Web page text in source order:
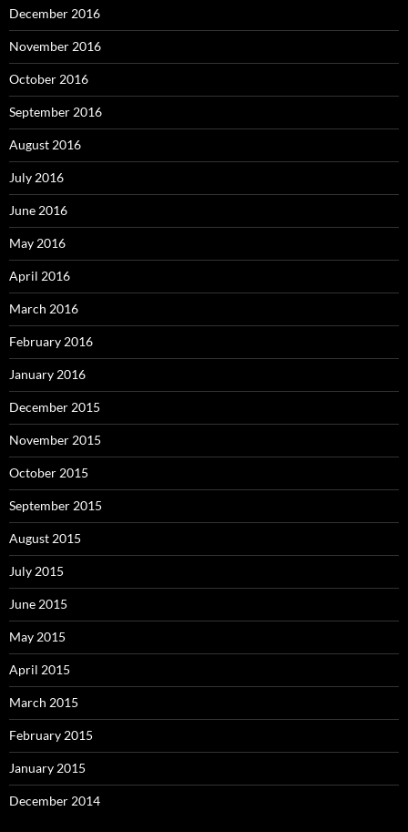
December 2016
November 2016
October 2016
September 2016
August 2016
July 2016
June 2016
May 2016
April 2016
March 2016
February 2016
January 2016
December 2015
November 2015
October 2015
September 2015
August 2015
July 2015
June 2015
May 2015
April 2015
March 2015
February 2015
January 2015
December 2014